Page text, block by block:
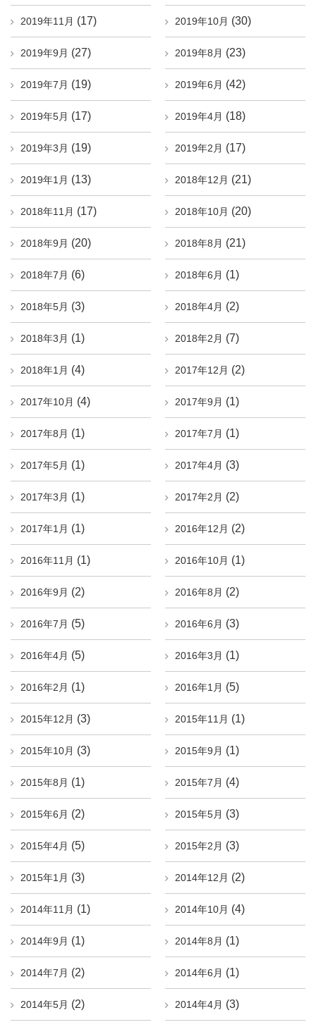
2019年11月 (17) 2019年10月 (30)
2019年9月 (27) 2019年8月 (23)
2019年7月 (19) 2019年6月 (42)
2019年5月 (17) 2019年4月 (18)
2019年3月 (19) 2019年2月 (17)
2019年1月 (13) 2018年12月 (21)
2018年11月 (17) 2018年10月 (20)
2018年9月 (20) 2018年8月 (21)
2018年7月 (6) 2018年6月 (1)
2018年5月 (3) 2018年4月 (2)
2018年3月 (1) 2018年2月 (7)
2018年1月 (4) 2017年12月 (2)
2017年10月 (4) 2017年9月 (1)
2017年8月 (1) 2017年7月 (1)
2017年5月 (1) 2017年4月 (3)
2017年3月 (1) 2017年2月 (2)
2017年1月 (1) 2016年12月 (2)
2016年11月 (1) 2016年10月 (1)
2016年9月 (2) 2016年8月 (2)
2016年7月 (5) 2016年6月 (3)
2016年4月 (5) 2016年3月 (1)
2016年2月 (1) 2016年1月 (5)
2015年12月 (3) 2015年11月 (1)
2015年10月 (3) 2015年9月 (1)
2015年8月 (1) 2015年7月 (4)
2015年6月 (2) 2015年5月 (3)
2015年4月 (5) 2015年2月 (3)
2015年1月 (3) 2014年12月 (2)
2014年11月 (1) 2014年10月 (4)
2014年9月 (1) 2014年8月 (1)
2014年7月 (2) 2014年6月 (1)
2014年5月 (2) 2014年4月 (3)